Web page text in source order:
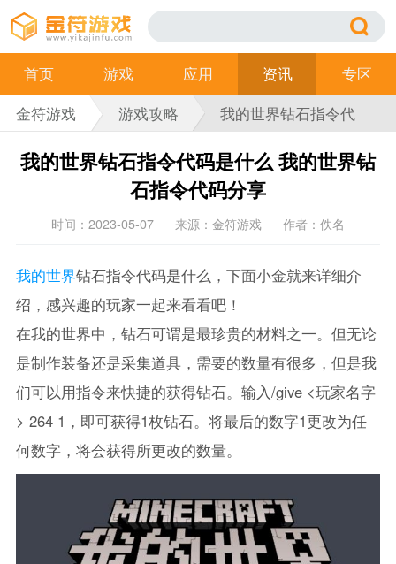
首页 游戏 应用 资讯
专区
金符游戏
游戏攻略
我的世界钻石指令代
码是什么
我的世界钻石指令代码是什么 我的世界钻
石指令代码分享
时间：2023-05-07 来源：金符游戏 作者：佚名
我的世界钻石指令代码是什么，下面小金就来详细介
绍，感兴趣的玩家一起来看看吧！
在我的世界中，钻石可谓是最珍贵的材料之一。但无论
是制作装备还是采集道具，需要的数量有很多，但是我
们可以用指令来快捷的获得钻石。输入/give <玩家名字
> 264 1，即可获得1枚钻石。将最后的数字1更改为任
何数字，将会获得所更改的数量。